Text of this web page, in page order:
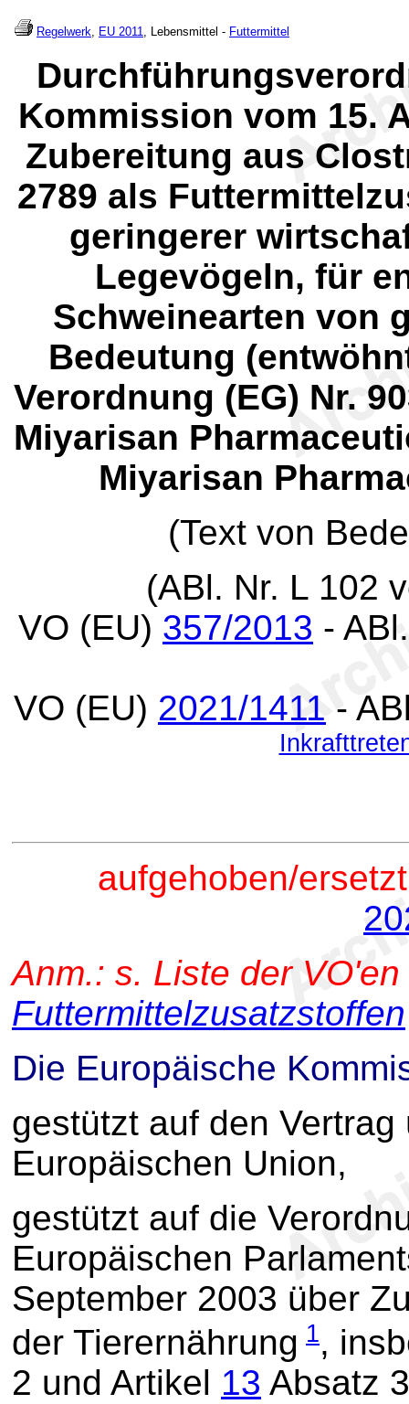
Regelwerk, EU 2011, Lebensmittel - Futtermittel
Kommission vom 15.
Zubereitung aus
2789 als
geringerer
Legevögeln, für
Schweinearten von
Bedeutung
Verordnung (EG) Nr.
Miyarisan
Miyarisan
(Text von
(ABl. Nr. L 102
VO (EU) 357/2013 -
VO (EU) 2021/1411 -
aufgehoben/
Anm.: s. Liste der
Futtermittelzusatzstoffen
Die Europäische
gestützt auf den
Europäischen Union,
gestützt auf die
Europäischen
September 2003 über
der Tierernährung 1,
2 und Artikel 13 Absatz